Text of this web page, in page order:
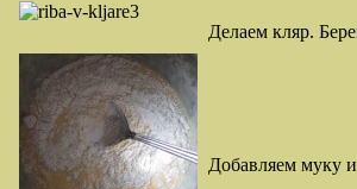
Делаем кляр.
Добавляем муку